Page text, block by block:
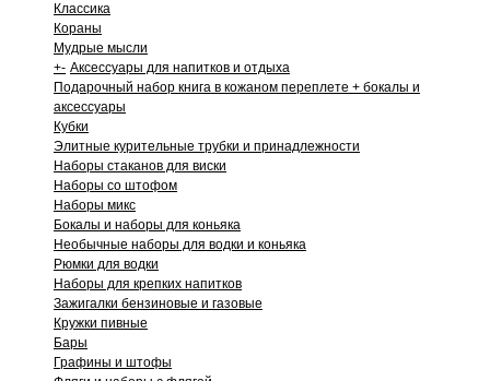
Классика
Кораны
Мудрые мысли
+- Аксессуары для напитков и отдыха
Подарочный набор книга в кожаном переплете + бокалы и
аксессуары
Кубки
Элитные курительные трубки и принадлежности
Наборы стаканов для виски
Наборы со штофом
Наборы микс
Бокалы и наборы для коньяка
Необычные наборы для водки и коньяка
Рюмки для водки
Наборы для крепких напитков
Зажигалки бензиновые и газовые
Кружки пивные
Бары
Графины и штофы